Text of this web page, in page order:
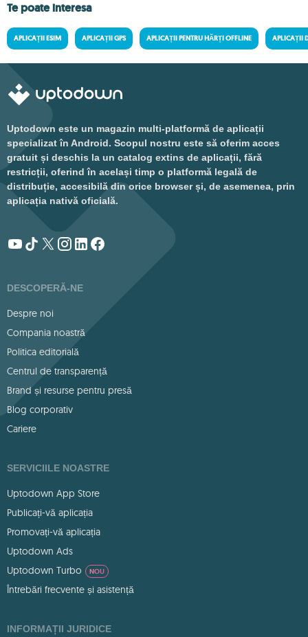
Te poate interesa
APLICAȚII ESIM APLICAȚII GPS APLICAȚII PENTRU HĂRȚI OFFLINE APLICAȚII
Uptodown este un magazin multi-platformă de aplicații
specializat în Android. Scopul nostru este să oferim acces
gratuit și deschis la un catalog extins de aplicații, fără
restricții, oferind în același timp o platformă legală de
distribuție, accesibilă din orice browser și, de asemenea, prin
aplicația nativă oficială.
DESCOPERĂ-NE
Despre noi
Compania noastră
Politica editorială
Centrul de transparență
Brand și resurse pentru presă
Blog corporativ
Cariere
SERVICIILE NOASTRE
Uptodown App Store
Publicați-vă aplicația
Promovați-vă aplicația
Uptodown Ads
Uptodown Turbo
NOU
Întrebări frecvente și asistență
INFORMAȚII JURIDICE